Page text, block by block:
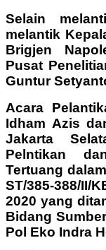
Selain
melantik
Brigjen
Pusat
Guntur
Acara
Idham Azis
Jakarta
Pelntikan
Tertuang
ST/385-388/II/
2020 yang
Bidang
Pol Eko Indra